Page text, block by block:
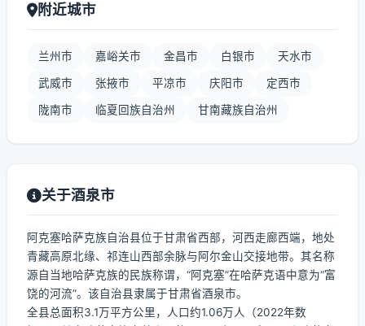
附近城市
兰州市 嘉峪关市 金昌市 白银市 天水市
武威市 张掖市 平凉市 庆阳市 定西市
陇南市 临夏回族自治州 甘南藏族自治州
关于酒泉市
阿克塞哈萨克族自治县位于甘肃省西部，河西走廊西端，地处
青藏高原北缘、祁连山西部余脉与阿尔金山交接地带。其名称
源自当地哈萨克族的民族称谓，“阿克塞”在哈萨克语中意为“富
饶的河流”。该自治县隶属于甘肃省酒泉市。
全县总面积3.1万平方公里，人口约1.06万人（2022年数